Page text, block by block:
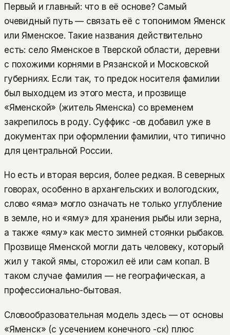
Первый и главный: что в её основе? Самый
очевидный путь — связать её с топонимом Яменск
или Яменское. Такие названия действительно
есть: село Яменское в Тверской области, деревни
с похожими корнями в Рязанской и Московской
губерниях. Если так, то предок носителя фамилии
был выходцем из этого места, и прозвище
«Яменской» (житель Яменска) со временем
закрепилось в роду. Суффикс -ов добавил уже в
документах при оформлении фамилии, что типично
для центральной России.
Но есть и вторая версия, более редкая. В северных
говорах, особенно в архангельских и вологодских,
слово «яма» могло означать не только углубление
в земле, но и «яму» для хранения рыбы или зерна,
а также «яму» как место зимней стоянки рыбаков.
Прозвище Яменской могли дать человеку, который
жил у такой ямы, сторожил её или сам копал. В
таком случае фамилия — не географическая, а
профессионально-бытовая.
Словообразовательная модель здесь — от основы
«Яменск» (с усечением конечного -ск) плюс